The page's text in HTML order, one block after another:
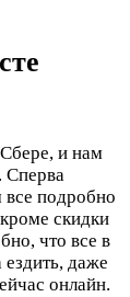
и нам
Сперва
подробно
скидки
что все в
даже
онлайн.